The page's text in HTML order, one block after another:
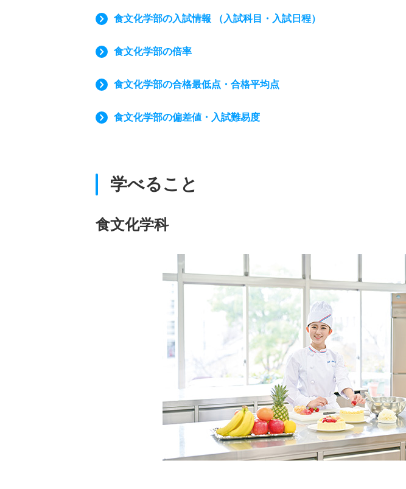
食文化学部の入試情報 （入試科目・入試日程）
食文化学部の倍率
食文化学部の合格最低点・合格平均点
食文化学部の偏差値・入試難易度
学べること
食文化学科